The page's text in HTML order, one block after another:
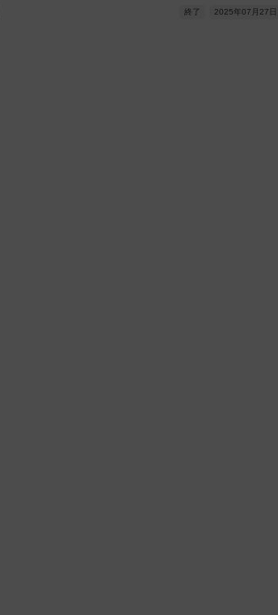
終了 2025年07月27日